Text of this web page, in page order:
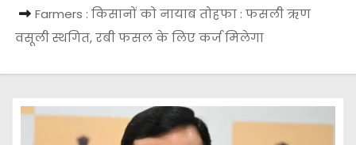
Farmers : किसानों को नायाब तोहफा : फसली ऋण
वसूली स्थगित, रबी फसल के लिए कर्ज मिलेगा